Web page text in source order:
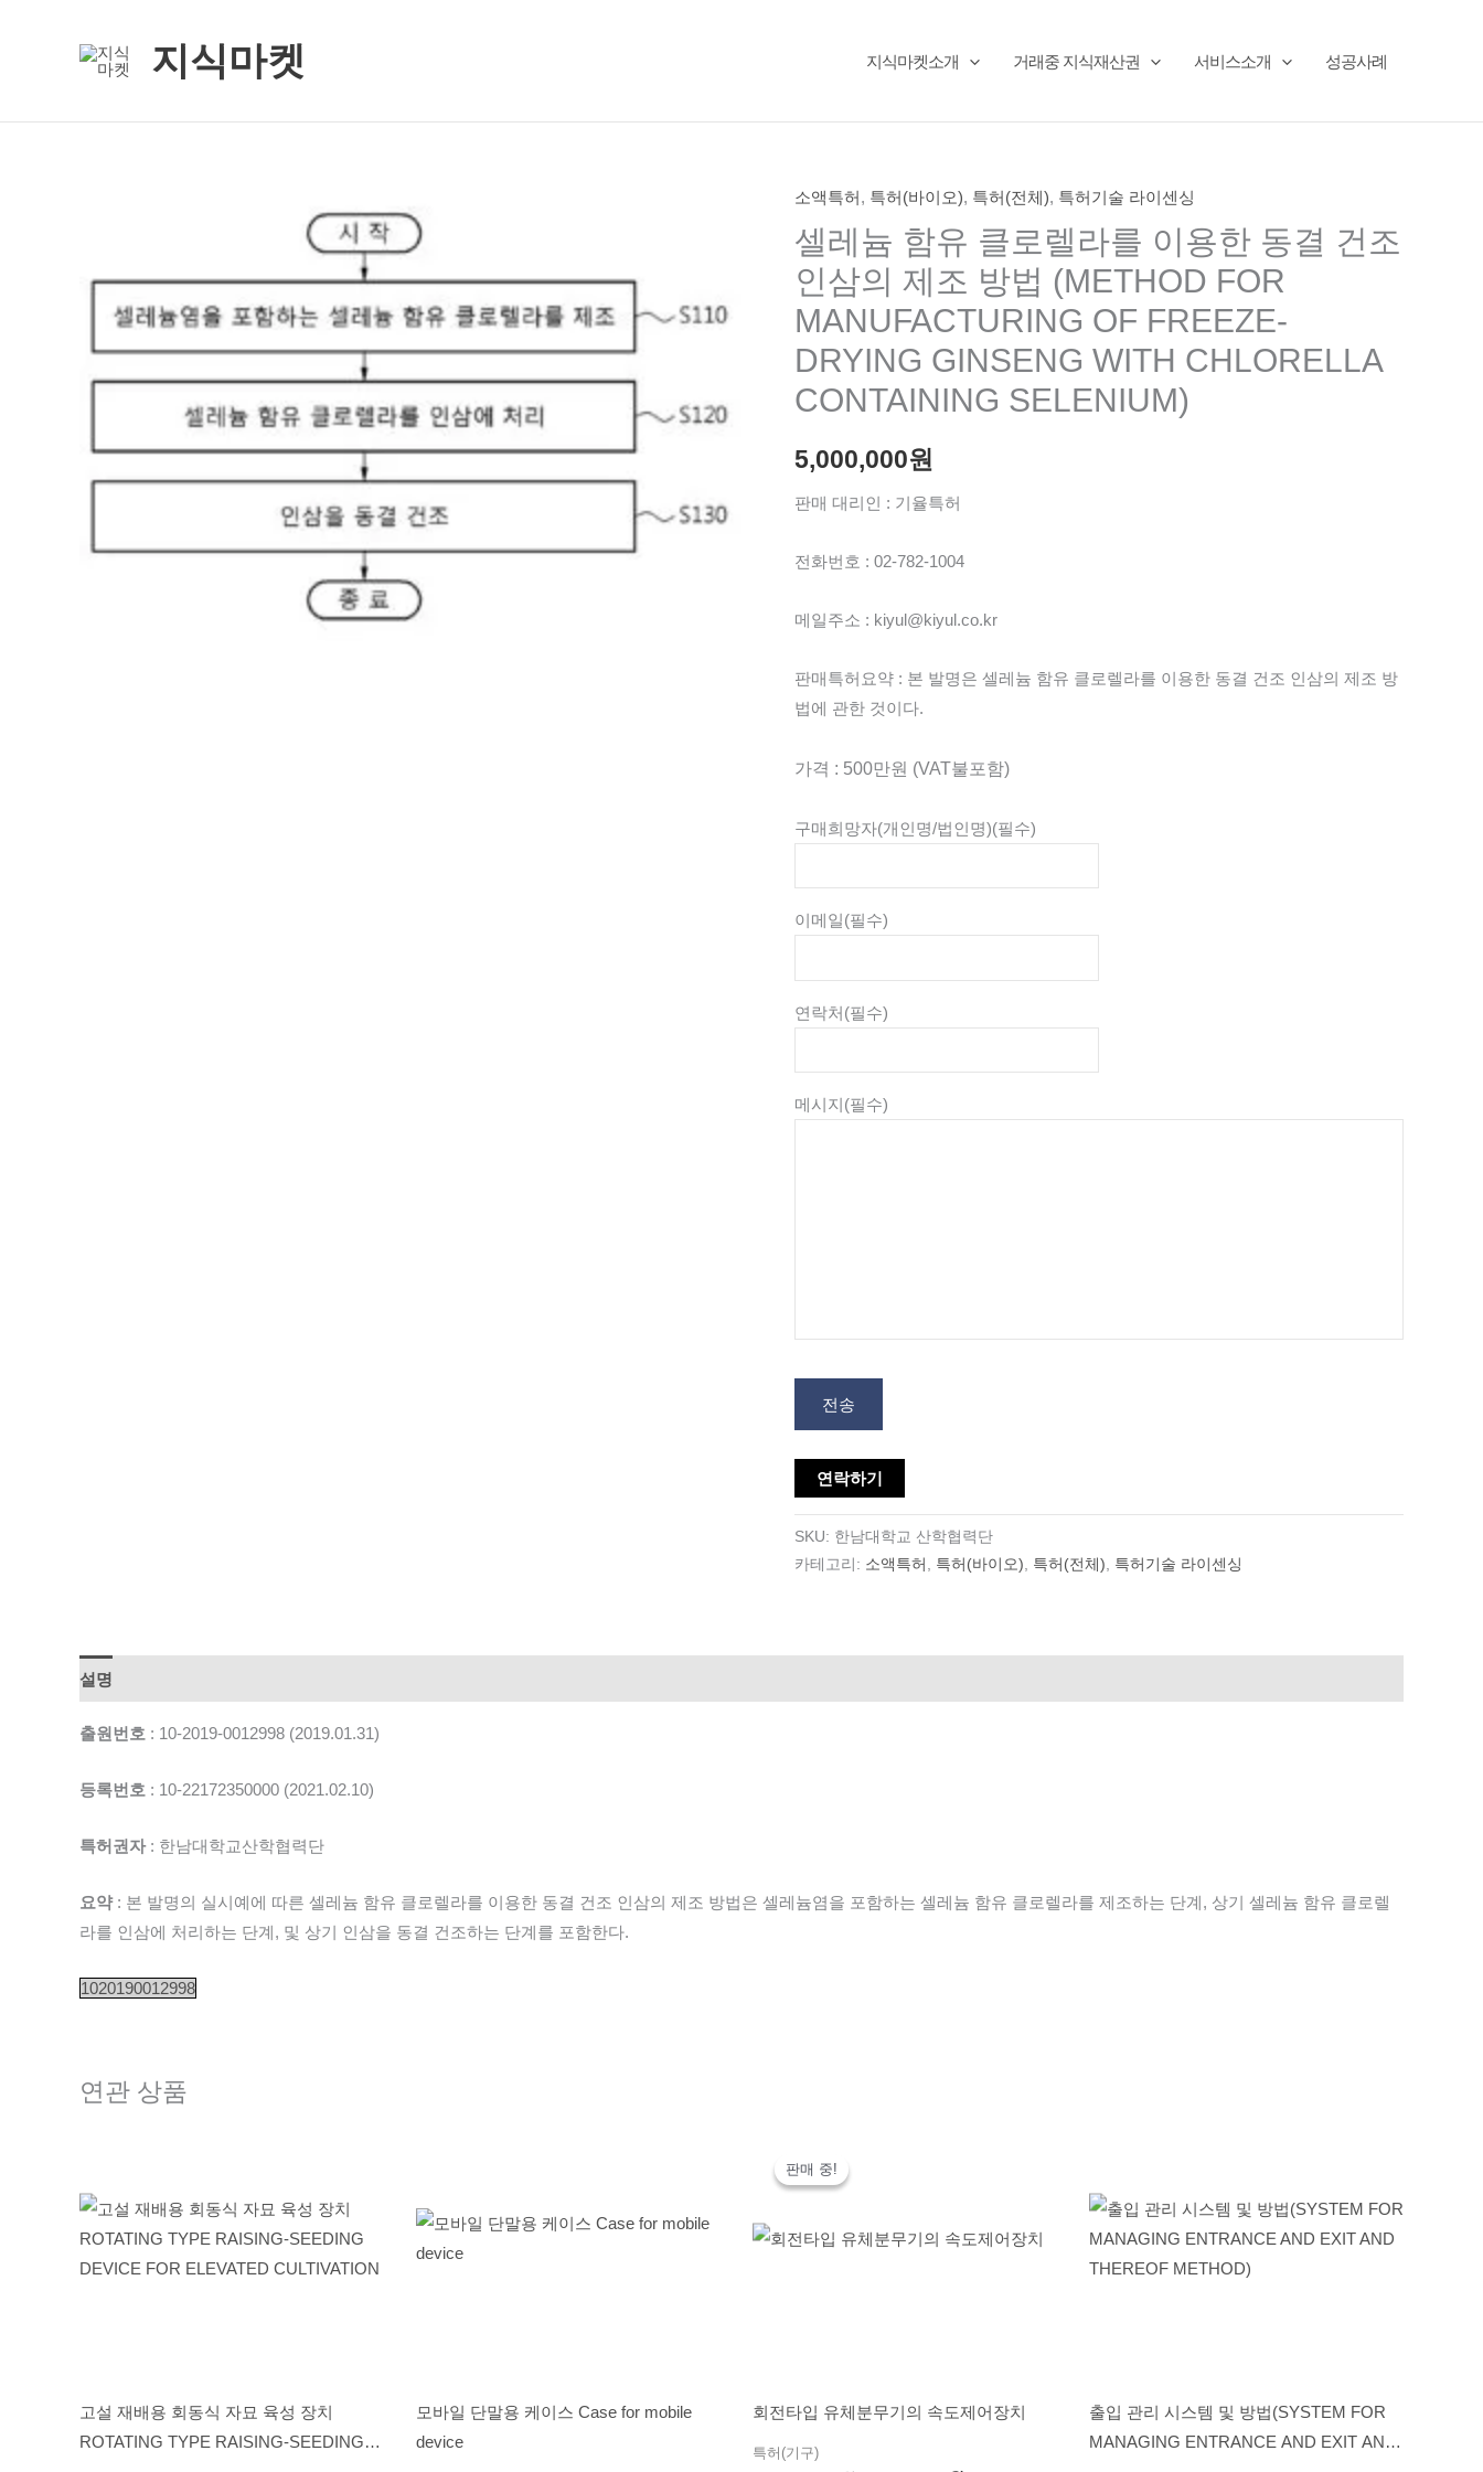
지식마켓 지식마켓소개 거래중 지식재산권 서비스소개 성공사례
소액특허, 특허(바이오), 특허(전체), 특허기술 라이센싱
셀레늄 함유 클로렐라를 이용한 동결 건조
인삼의 제조 방법 (METHOD FOR
MANUFACTURING OF FREEZE-
DRYING GINSENG WITH CHLORELLA
CONTAINING SELENIUM)
5,000,000원
판매 대리인 : 기율특허
전화번호 : 02-782-1004
메일주소 : kiyul@kiyul.co.kr
판매특허요약 : 본 발명은 셀레늄 함유 클로렐라를 이용한 동결 건조 인삼의 제조 방
법에 관한 것이다.
가격 : 500만원 (VAT불포함)
구매희망자(개인명/법인명)(필수)
이메일(필수)
연락처(필수)
메시지(필수)
전송
연락하기
SKU: 한남대학교 산학협력단
카테고리: 소액특허 특허(바이오) 특허(전체) 특허기술 라이센싱
설명
출원번호 : 10-2019-0012998 (2019.01.31)
등록번호 : 10-22172350000 (2021.02.10)
특허권자: 한남대학교산학협력단
요약: 본 발명의 실시예에 따른 셀레늄 함유 클로렐라를 이용한 동결 건조 인삼의 제조 방법은 셀레늄염을 포함하는 셀레늄 함유 클로렐라를 제조하는 단계, 상기 셀레늄 함유 클로렐
라를 인삼에 처리하는 단계, 및 상기 인삼을 동결 건조하는 단계를 포함한다.
1020190012998
연관 상품
고설 재배용 회동식 자묘 육성 장치
ROTATING TYPE RAISING-SEEDING
모바일 단말용 케이스 Case for mobile
device
판매 중!
판매 중!
회전타입 유체분무기의 속도제어장치
특허(기구)
원.
원.
출입 관리 시스템 및 방법(SYSTEM FOR
MANAGING ENTRANCE AND EXIT AND